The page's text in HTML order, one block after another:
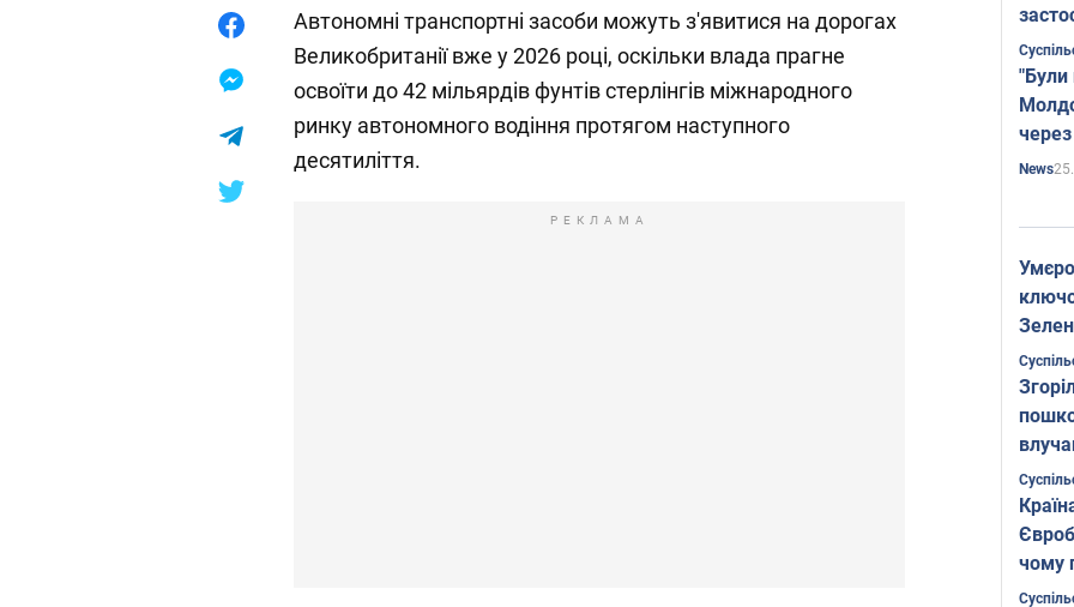
Автономні транспортні засоби можуть з'явитися на дорогах
Великобританії вже у 2026 році, оскільки влада прагне
освоїти до 42 мільярдів фунтів стерлінгів міжнародного
ринку автономного водіння протягом наступного
десятиліття.
РЕКЛАМА
"Були
News
Фото
чому